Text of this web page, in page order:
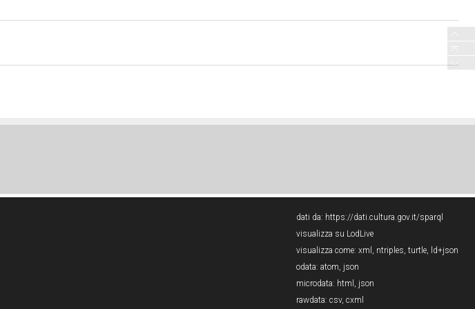
dati da: https://dati.cultura.gov.it/sparql
visualizza su LodLive
visualizza come: xml , ntriples, turtle, ld+json
odata: atom, json
microdata: html , json
rawdata: csv, cxml